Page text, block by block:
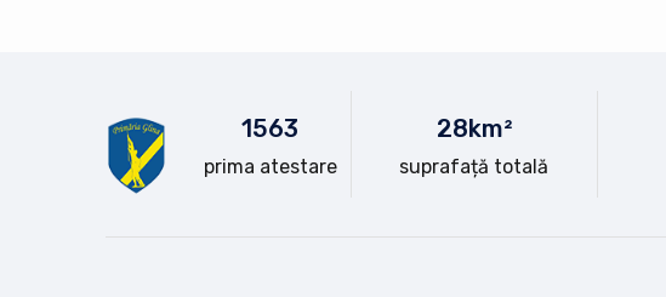
1563
prima atestare
28km²
suprafață totală